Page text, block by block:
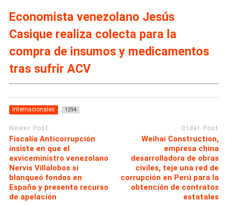
Economista venezolano Jesús
Casique realiza colecta para la
compra de insumos y medicamentos
tras sufrir ACV
Internacionales 1294
Newer Post
Fiscalía Anticorrupción
insiste en que el
exviceministro venezolano
Nervis Villalobos sí
blanqueó fondos en
España y presenta recurso
de apelación
Older Post
Weihai Construction,
empresa china
desarrolladora de obras
civiles, teje una red de
corrupción en Perú para la
obtención de contratos
estatales